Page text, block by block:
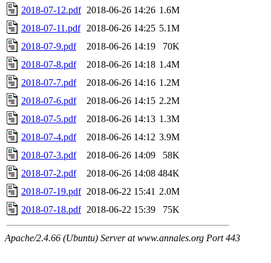
2018-07-12.pdf 2018-06-26 14:26 1.6M
2018-07-11.pdf
2018-06-26 14:25 5.1M
2018-07-9.pdf
2018-06-26 14:19
70K
2018-07-8.pdf
2018-06-26 14:18 1.4M
2018-07-7.pdf
2018-06-26 14:16 1.2M
2018-07-6.pdf
2018-06-26 14:15 2.2M
2018-07-5.pdf
2018-06-26 14:13 1.3M
2018-07-4.pdf
2018-06-26 14:12 3.9M
2018-07-3.pdf
2018-06-26 14:09
58K
2018-07-2.pdf
2018-06-26 14:08 484K
2018-07-19.pdf 2018-06-22 15:41 2.0M
2018-07-18.pdf 2018-06-22 15:39 75K
Apache/2.4.66 (Ubuntu) Server at www.annales.org Port 443